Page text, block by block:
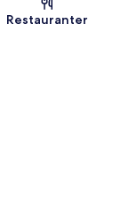
Restauranter